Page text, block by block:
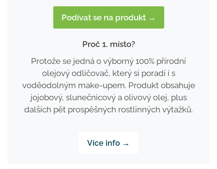
Podívat se na produkt →
Proč 1. místo?
Protože se jedná o výborný 100% přírodní
olejový odličovač, který si poradí i s
voděodolným make-upem. Produkt obsahuje
jojobový, slunečnicový a olivový olej, plus
dalších pět prospěšných rostlinných výtažků.
Více info →